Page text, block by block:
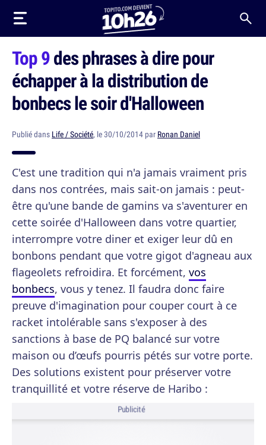
Top 9des phrases à dire pour
échapper à la distribution de
bonbecs le soir d'Halloween
Publié dans Life / Société, le 30/10/2014 par Ronan Daniel
C'est une tradition qui n'a jamais vraiment pris
dans nos contrées, mais sait-on jamais : peut-
être qu'une bande de gamins va s'aventurer en
cette soirée d'Halloween dans votre quartier,
interrompre votre diner et exiger leur dû en
bonbons pendant que votre gigot d'agneau aux
flageolets refroidira. Et forcément, vos
bonbecs, vous y tenez. Il faudra donc faire
preuve d'imagination pour couper court à ce
racket intolérable sans s'exposer à des
sanctions à base de PQ balancé sur votre
maison ou d’œufs pourris pétés sur votre porte.
Des solutions existent pour préserver votre
tranquillité et votre réserve de Haribo :
Publicité